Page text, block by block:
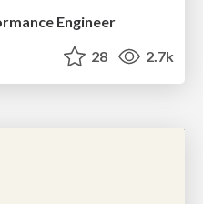
Engineer
28 2.7k